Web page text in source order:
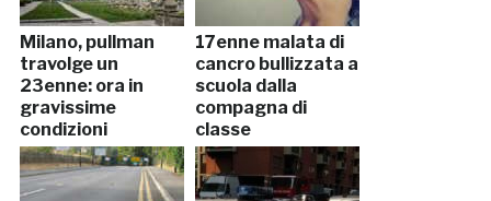
Milano, pullman
travolge un
23enne: ora in
gravissime
condizioni
17enne malata di
cancro bullizzata a
scuola dalla
compagna di
classe